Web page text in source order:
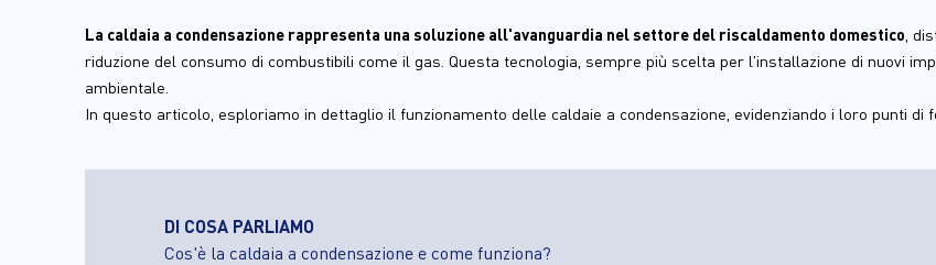
La caldaia a condensazione rappresenta una soluzione all'avanguardia nel settore del riscaldamento domestico ,
riduzione del consumo di combustibili come il gas. Questa tecnologia, sempre più scelta per l'installazione di nuovi
ambientale.
In questo articolo, esploriamo in dettaglio il funzionamento delle caldaie a condensazione, evidenziando i loro punti di
DI COSA PARLIAMO
Cos'è la caldaia a condensazione e come funziona?